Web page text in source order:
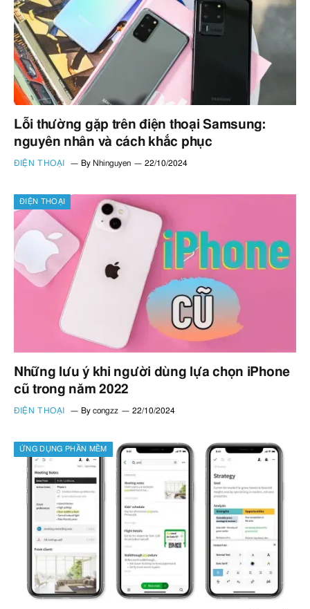
Lỗi thường gặp trên điện thoại Samsung:
nguyên nhân và cách khắc phục
ĐIỆN THOẠI By Nhinguyen 22/10/2024
ĐIỆN THOẠI
Những lưu ý khi người dùng lựa chọn iPhone
cũ trong năm 2022
ĐIỆN THOẠI By congzz 22/10/2024
ỨNG DỤNG PHẦN MỀM